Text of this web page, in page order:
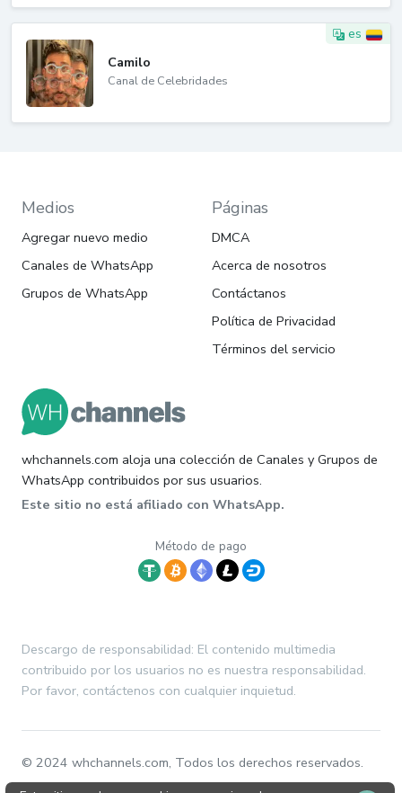
es
Camilo
Canal de Celebridades
Medios
Agregar nuevo medio
Canales de WhatsApp
Grupos de WhatsApp
Páginas
DMCA
Acerca de nosotros
Contáctanos
Política de Privacidad
Términos del servicio
whchannels.com aloja una colección de Canales y Grupos de
WhatsApp contribuidos por sus usuarios.
Este sitio no está afiliado con WhatsApp.
Método de pago
Descargo de responsabilidad: El contenido multimedia
contribuido por los usuarios no es nuestra responsabilidad.
Por favor, contáctenos con cualquier inquietud.
© 2024 whchannels.com, Todos los derechos reservados.